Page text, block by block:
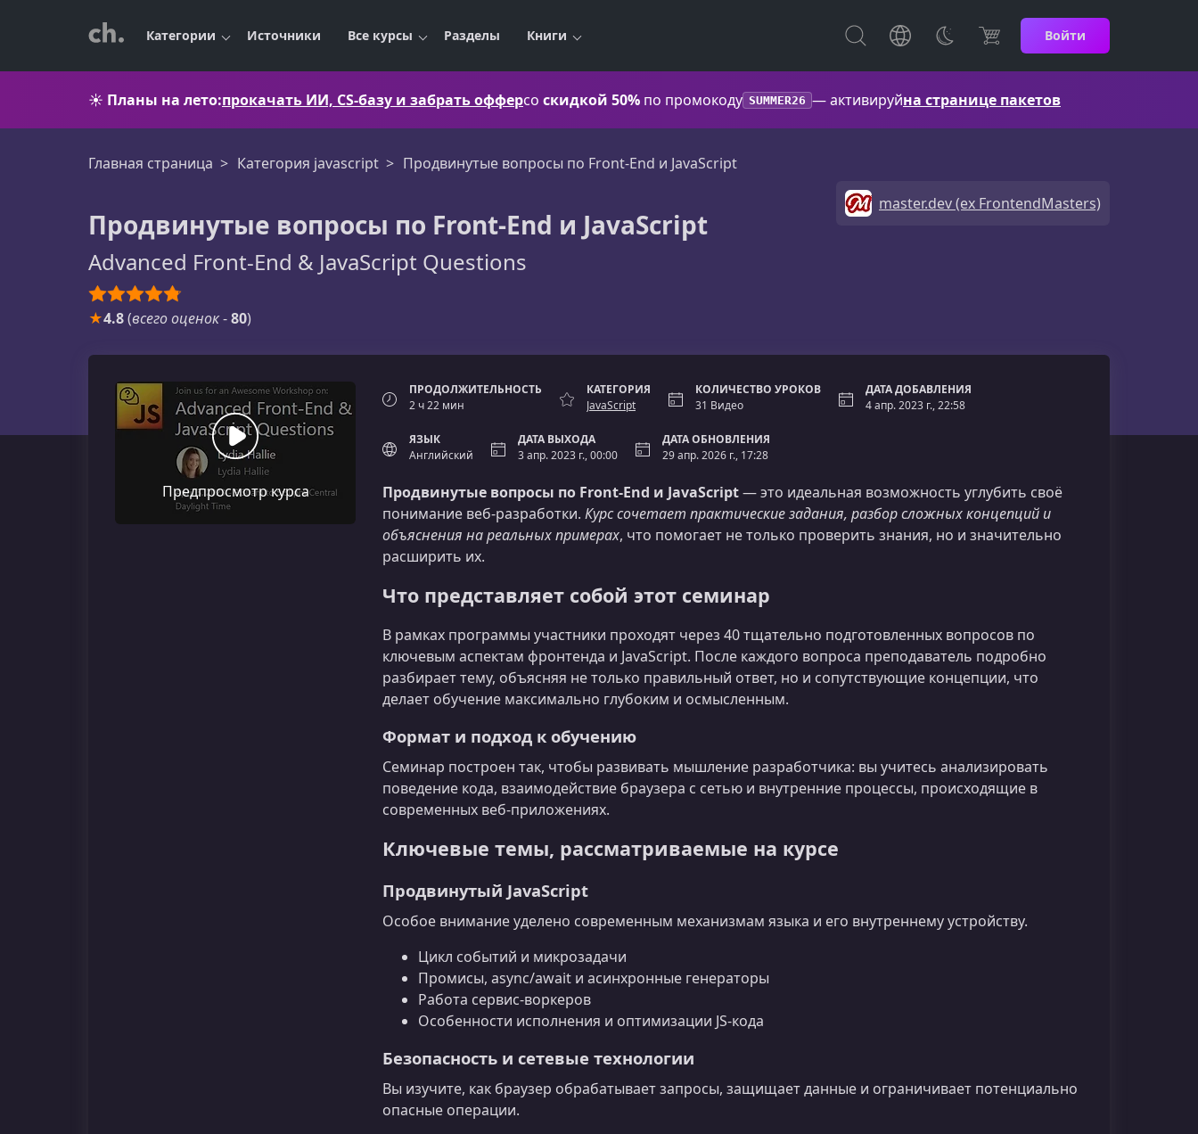
Категории Источники Все курсы Разделы Книги Войти
☀️ Планы на лето:прокачать ИИ, CS-базу и забрать офферсо скидкой 50% по промокоду SUMMER26 — активируйна странице пакетов
Главная страница Категория javascript Продвинутые вопросы по Front-End и JavaScript
Продвинутые вопросы по Front-End и JavaScript
Advanced Front-End & JavaScript Questions
master.dev (ex FrontendMasters)
★4.8(всего оценок-80)
Предпросмотр курса
ПРОДОЛЖИТЕЛЬНОСТЬ
2 ч 22 мин
КАТЕГОРИЯ
JavaScript
КОЛИЧЕСТВО УРОКОВ
31 Видео
ДАТА ДОБАВЛЕНИЯ
4 апр. 2023 г., 22:58
ЯЗЫК
Английский
ДАТА ВЫХОДА
3 апр. 2023 г., 00:00
ДАТА ОБНОВЛЕНИЯ
29 апр. 2026 г., 17:28
Продвинутые вопросы по Front-End и JavaScript— это идеальная возможность углубить своё
понимание веб‑разработки. Курс сочетает практические задания, разбор сложных концепций и
объяснения на реальных примерах, что помогает не только проверить знания, но и значительно
расширить их.
Что представляет собой этот семинар
В рамках программы участники проходят через 40 тщательно подготовленных вопросов по
ключевым аспектам фронтенда и JavaScript. После каждого вопроса преподаватель подробно
разбирает тему, объясняя не только правильный ответ, но и сопутствующие концепции, что
делает обучение максимально глубоким и осмысленным.
Формат и подход к обучению
Семинар построен так, чтобы развивать мышление разработчика: вы учитесь анализировать
поведение кода, взаимодействие браузера с сетью и внутренние процессы, происходящие в
современных веб‑приложениях.
Ключевые темы, рассматриваемые на курсе
Продвинутый JavaScript
Особое внимание уделено современным механизмам языка и его внутреннему устройству.
Цикл событий и микрозадачи
Промисы, async/await и асинхронные генераторы
Работа сервис-воркеров
Особенности исполнения и оптимизации JS-кода
Безопасность и сетевые технологии
Вы изучите, как браузер обрабатывает запросы, защищает данные и ограничивает потенциально
опасные операции.